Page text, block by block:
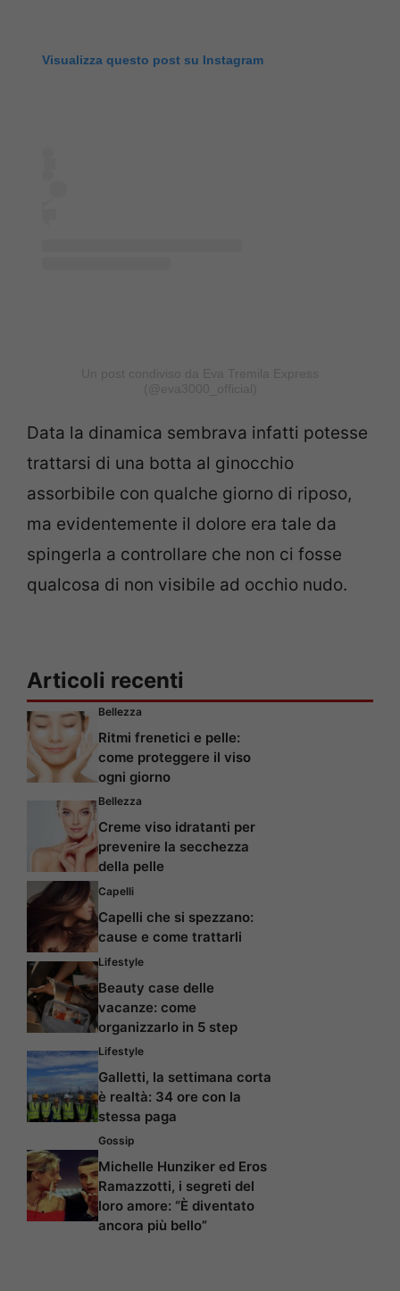
Visualizza questo post su Instagram
Data la dinamica sembrava infatti potesse
trattarsi di una botta al ginocchio
assorbibile con qualche giorno di riposo,
ma evidentemente il dolore era tale da
spingerla a controllare che non ci fosse
qualcosa di non visibile ad occhio nudo.
Articoli recenti
Bellezza
Ritmi frenetici e pelle:
come proteggere il viso
ogni giorno
Bellezza
Creme viso idratanti per
prevenire la secchezza
della pelle
Capelli
Capelli che si spezzano:
cause e come trattarli
Lifestyle
Beauty case delle
vacanze: come
organizzarlo in 5 step
Lifestyle
Galletti, la settimana corta
è realtà: 34 ore con la
stessa paga
Gossip
Michelle Hunziker ed Eros
Ramazzotti, i segreti del
loro amore: “È diventato
ancora più bello”